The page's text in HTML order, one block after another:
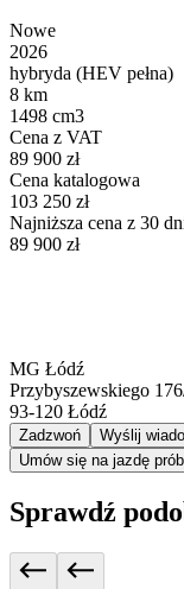
Nowe
2026
hybryda (HEV pełna)
8 km
1498 cm3
Cena z VAT
89 900 zł
Cena katalogowa
103 250 zł
Najniższa cena z 30
89 900 zł
MG Łódź
Przybyszewskiego
93-120 Łódź
Zadzwoń
Wyślij
Umów się na jazdę
Sprawdź